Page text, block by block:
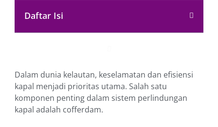
Daftar Isi
Dalam dunia kelautan, keselamatan dan efisiensi
kapal menjadi prioritas utama. Salah satu
komponen penting dalam sistem perlindungan
kapal adalah cofferdam.